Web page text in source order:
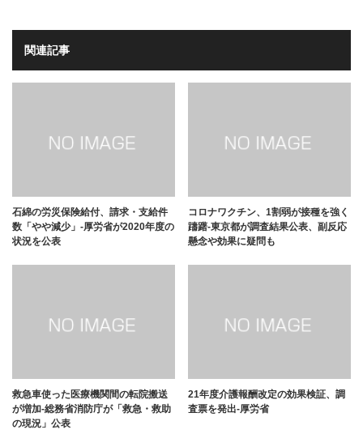
関連記事
石綿の労災保険給付、請求・支給件
数「やや減少」-厚労省が2020年度の
状況を公表
コロナワクチン、1割弱が接種を強く
躊躇-東京都が調査結果公表、副反応
懸念や効果に疑問も
救急車使った医療機関間の転院搬送
が増加-総務省消防庁が「救急・救助
の現況」公表
21年度介護報酬改定の効果検証、調
査票を発出-厚労省